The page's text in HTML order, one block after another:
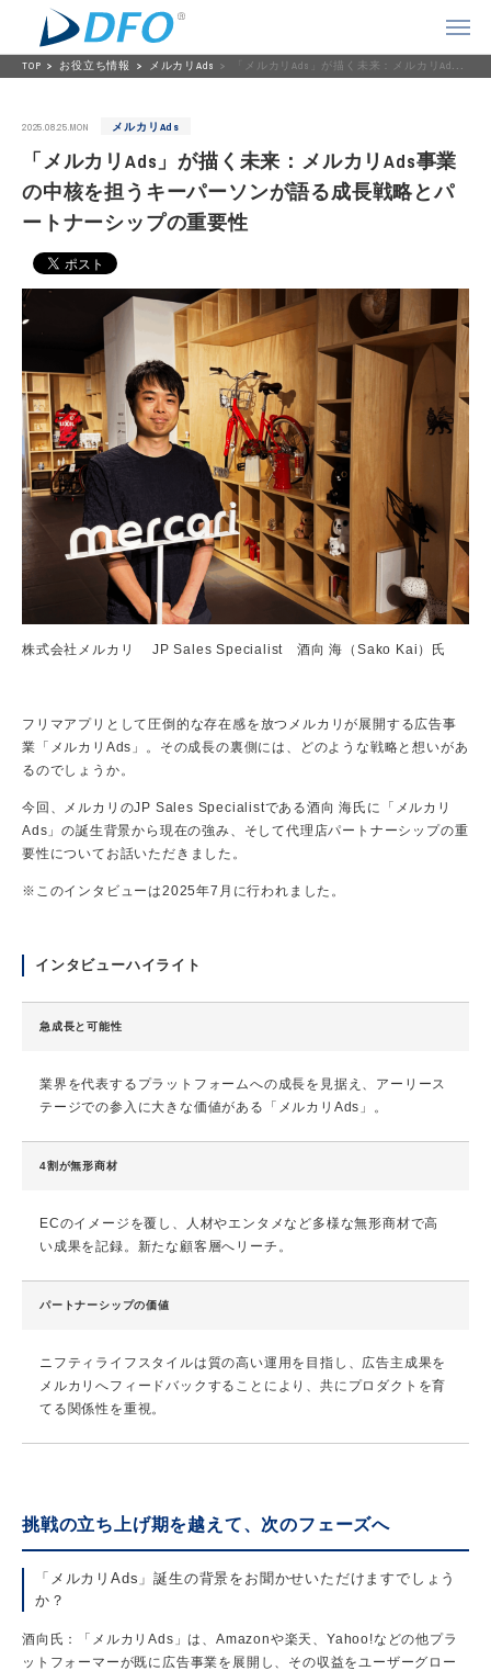
TOP お役立ち情報 メルカリAds 「メルカリAds」が描く未来：メルカリAds事業の中核を担うキーパーソンが語る成長戦略とパートナーシップの重要性
2025.08.25.MON メルカリAds
「メルカリAds」が描く未来：メルカリAds事業
の中核を担うキーパーソンが語る成長戦略とパ
ートナーシップの重要性
株式会社メルカリ JP Sales Specialist 酒向 海（Sako Kai）氏
フリマアプリとして圧倒的な存在感を放つメルカリが展開する広告事
業「メルカリAds」。その成長の裏側には、どのような戦略と想いがあ
るのでしょうか。
今回、メルカリのJP Sales Specialistである酒向 海氏に「メルカリ
Ads」の誕生背景から現在の強み、そして代理店パートナーシップの重
要性についてお話いただきました。
※このインタビューは2025年7月に行われました。
インタビューハイライト
急成長と可能性
業界を代表するプラットフォームへの成長を見据え、アーリース
テージでの参入に大きな価値がある「メルカリAds」。
4割が無形商材
ECのイメージを覆し、人材やエンタメなど多様な無形商材で高
い成果を記録。新たな顧客層へリーチ。
パートナーシップの価値
ニフティライフスタイルは質の高い運用を目指し、広告主成果を
メルカリへフィードバックすることにより、共にプロダクトを育
てる関係性を重視。
挑戦の立ち上げ期を越えて、次のフェーズへ
「メルカリAds」誕生の背景をお聞かせいただけますでしょう
か？
酒向氏：「メルカリAds」は、Amazonや楽天、Yahoo!などの他プラ
ットフォーマーが既に広告事業を展開し、その収益をユーザーグロー